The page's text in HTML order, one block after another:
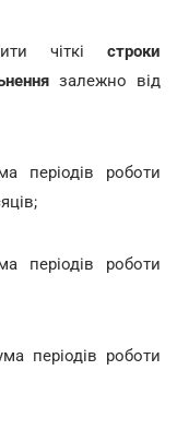
чіткі строки
залежно від
роботи
роботи
періодів роботи